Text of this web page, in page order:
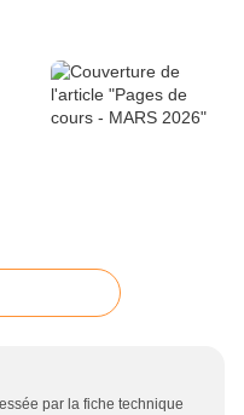
par la fiche technique